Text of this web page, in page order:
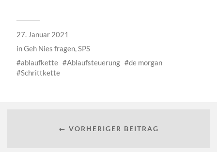
27. Januar 2021
inGeh Nies fragen,SPS
ablaufkette
Ablaufsteuerung
de morgan
Schrittkette
← VORHERIGER BEITRAG